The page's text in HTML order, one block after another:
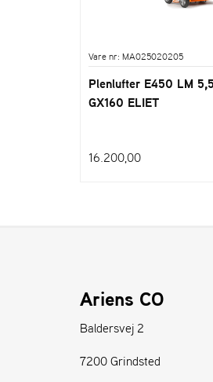
Vare nr: MA025020205
Plenlufter E450 LM
GX160 ELIET
16.200,00
Ariens CO
Baldersvej 2
7200 Grindsted